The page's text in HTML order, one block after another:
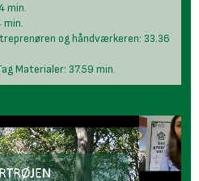
min.
min.
og håndværkeren: 33.36
Materialer: 37.59 min.